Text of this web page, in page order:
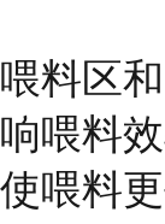
喂料区
响喂料
使喂料